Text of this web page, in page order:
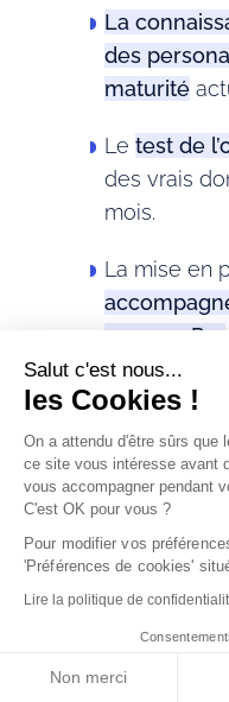
Salut c'est nous...
les Cookies !
On a attendu d'être sûrs que
ce site vous intéresse avant
vous accompagner pendant
C'est OK pour vous ?
Pour modifier vos
'Préférences de cookies'
Lire la politique de
Non merci
La
des
maturité
Le test de
des vrais
mois.
La mise en
avec un Pro
with a
Se
valeur !
solution PPM
forces et ses